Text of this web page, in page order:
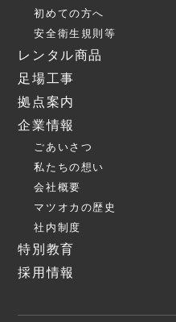
初めての方へ
安全衛生規則等
レンタル商品
足場工事
拠点案内
企業情報
ごあいさつ
私たちの想い
会社概要
マツオカの歴史
社内制度
特別教育
採用情報